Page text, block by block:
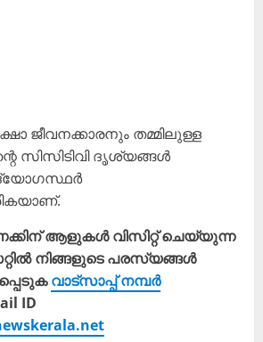
ജീവനക്കാരനും തമ്മിലുള്ള
സിസിടിവി ദൃശ്യങ്ങൾ
ആളുകൾ വിസിറ്റ് ചെയ്യുന്ന
നിങ്ങളുടെ പരസ്യങ്ങൾ
വാട്സാപ്പ് നമ്പർ
ID